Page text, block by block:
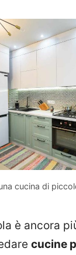
cucina di
è ancora
cucine